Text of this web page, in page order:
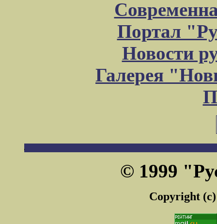
Портал
Новости
Галерея
© 1999
Copyright